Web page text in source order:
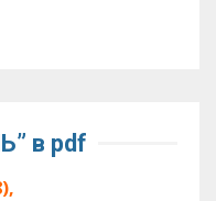
в pdf